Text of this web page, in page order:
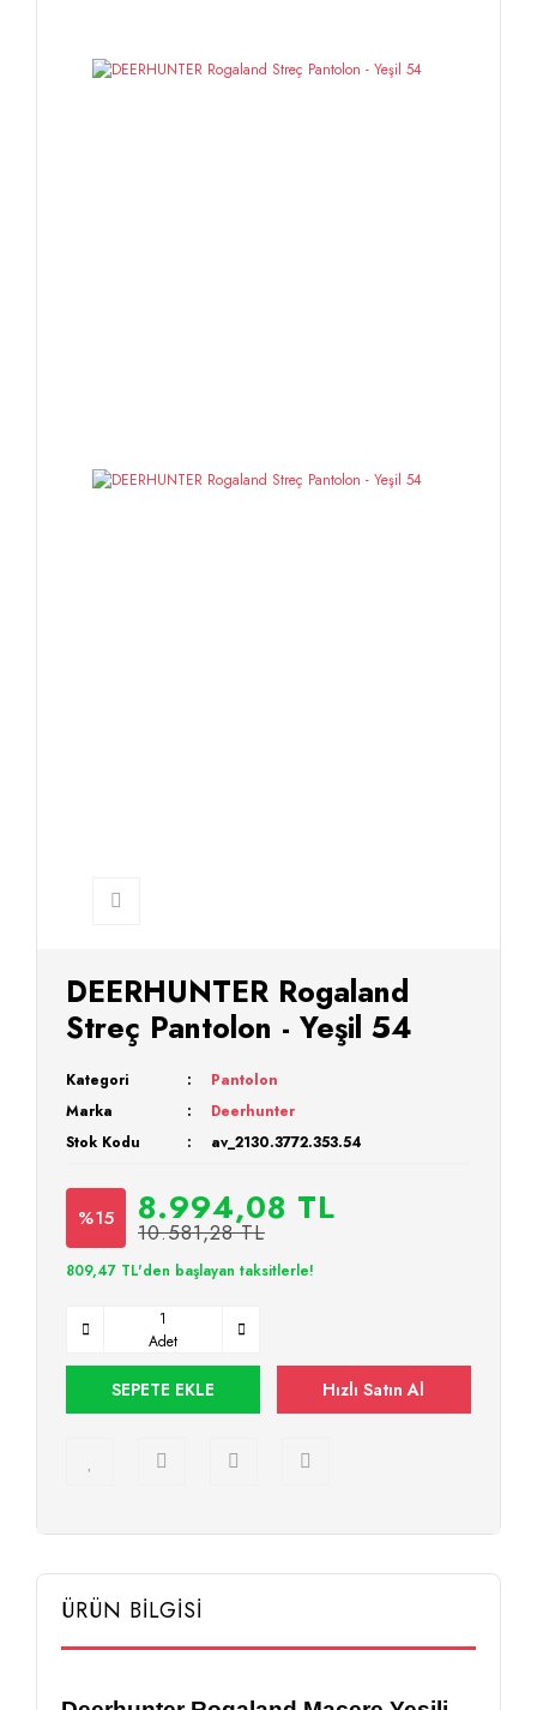
DEERHUNTER Rogaland
Streç Pantolon - Yeşil 54
Kategori
Pantolon
Marka
Deerhunter
Stok Kodu
av_2130.3772.353.54
%15 8.994,08 TL
10.581,28 TL
809,47 TL'den başlayan taksitlerle!
Adet
SEPETE EKLE Hızlı Satın Al
ÜRÜN BİLGİSİ